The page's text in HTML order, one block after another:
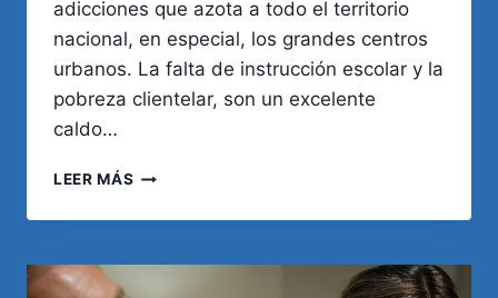
adicciones que azota a todo el territorio
nacional, en especial, los grandes centros
urbanos. La falta de instrucción escolar y la
pobreza clientelar, son un excelente
caldo…
LEER MÁS EDUCACIÓN,
DELINCUENCIA
ADICCIONES: